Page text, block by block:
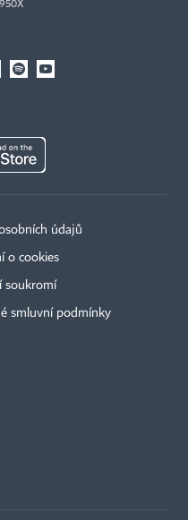
údajů
o cookies
soukromí
smluvní podmínky